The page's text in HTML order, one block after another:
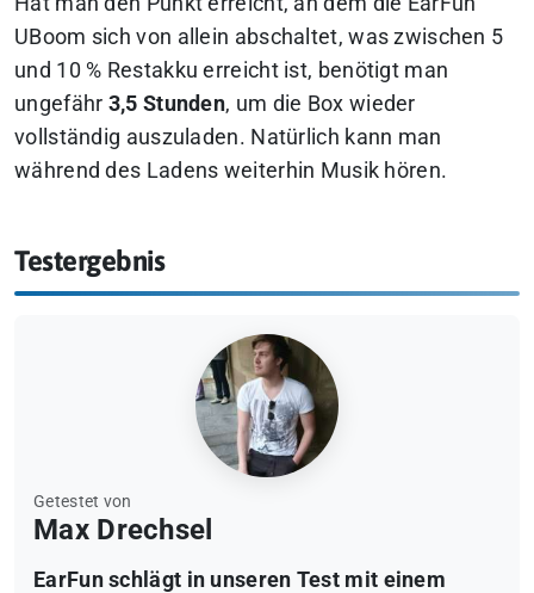
UBoom sich von allein abschaltet, was zwischen 5
und 10 % Restakku erreicht ist, benötigt man
ungefähr 3,5 Stunden, um die Box wieder
vollständig auszuladen. Natürlich kann man
während des Ladens weiterhin Musik hören.
Testergebnis
Getestet von
Max Drechsel
EarFun schlägt in unseren Test mit einem